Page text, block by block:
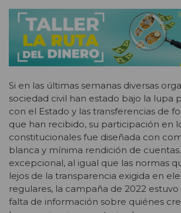
Si en las últimas semanas diversas
sociedad civil han estado bajo la lupa
con el Estado y las transferencias de
que han recibido, su participación en
constitucionales fue diseñada con
blanca y mínima rendición de
excepcional, al igual que las normas
lejos de la transparencia exigida en
regulares, la campaña de 2022
falta de información sobre quiénes